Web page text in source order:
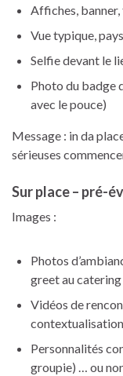
Affiches,
Vue typique,
Selfie devant le
Photo du badge
avec le pouce)
Message : in da
sérieuses
Sur place – pré-
Images :
Photos
greet au catering
Vidéos de
Personnalités
groupie) … ou